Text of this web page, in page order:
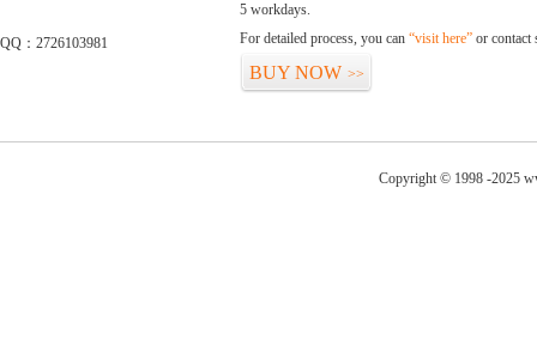
QQ：2726103981
5 workdays.
For detailed process, you can “visit here” or contact
BUY NOW >>
Copyright © 1998 -2025